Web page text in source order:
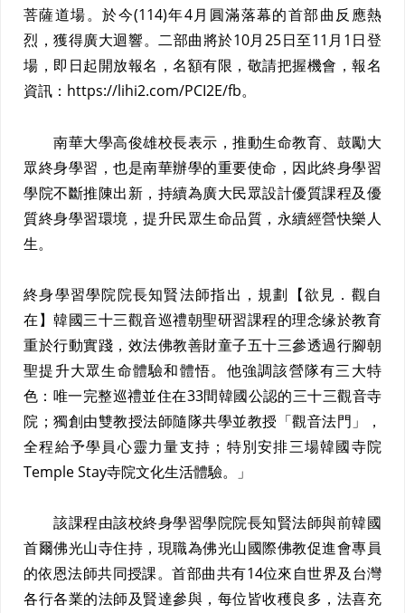
菩薩道場。於今(114)年4月圓滿落幕的首部曲反應熱
烈，獲得廣大迴響。二部曲將於10月25日至11月1日登
場，即日起開放報名，名額有限，敬請把握機會，報名
資訊： https://lihi2.com/PCI2E/fb。
南華大學高俊雄校長表示，推動生命教育、鼓勵大
眾終身學習，也是南華辦學的重要使命，因此終身學習
學院不斷推陳出新，持續為廣大民眾設計優質課程及優
質終身學習環境，提升民眾生命品質，永續經營快樂人
生。
終身學習學院院長知賢法師指出，規劃【欲見．觀自
在】韓國三十三觀音巡禮朝聖研習課程的理念缘於教育
重於行動實踐，效法佛教善財童子五十三參透過行腳朝
聖提升大眾生命體驗和體悟。他強調該營隊有三大特
色：唯一完整巡禮並住在33間韓國公認的三十三觀音寺
院；獨創由雙教授法師隨隊共學並教授「觀音法門」，
全程給予學員心靈力量支持；特別安排三場韓國寺院
Temple Stay寺院文化生活體驗。」
該課程由該校終身學習學院院長知賢法師與前韓國
首爾佛光山寺住持，現職為佛光山國際佛教促進會專員
的依恩法師共同授課。首部曲共有14位來自世界及台灣
各行各業的法師及賢達參與，每位皆收穫良多，法喜充